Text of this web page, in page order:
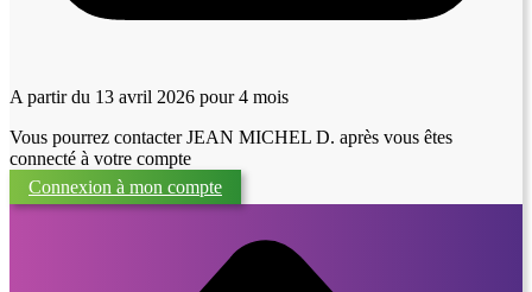
A partir du 13 avril 2026 pour 4 mois
Vous pourrez contacter JEAN MICHEL D. après vous êtes
connecté à votre compte
Connexion à mon compte